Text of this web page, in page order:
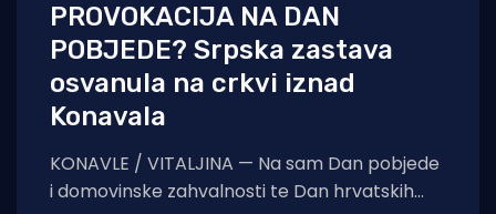
PROVOKACIJA NA DAN
POBJEDE? Srpska zastava
osvanula na crkvi iznad
Konavala
KONAVLE / VITALJINA — Na sam Dan pobjede
i domovinske zahvalnosti te Dan hrvatskih